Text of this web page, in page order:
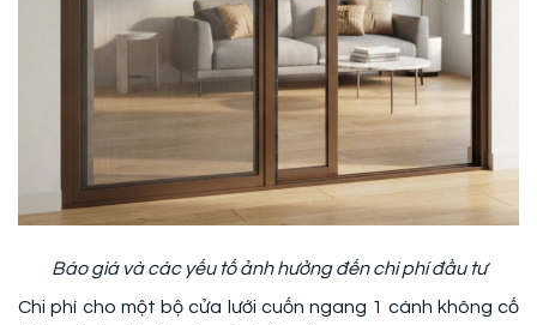
Báo giá và các yếu tố ảnh hưởng đến chi phí đầu tư
Chi phí cho một bộ cửa lưới cuốn ngang 1 cánh không cố